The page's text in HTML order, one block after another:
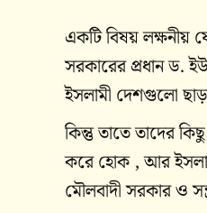
একটি বিষয় লক্ষনীয়
সরকারের প্রধান ড.
ইসলামী দেশগুলো
কিন্তু তাতে তাদের
করে হোক , আর ইসলামী
মৌলবাদী সরকার ও